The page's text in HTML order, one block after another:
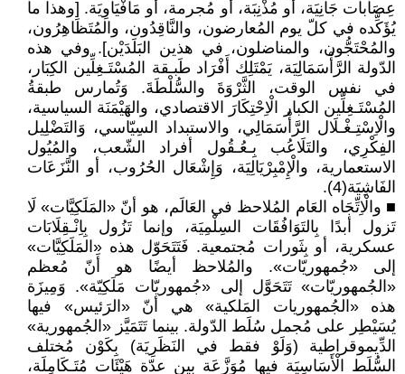
عِصَابات جَانِيَة، أو مُذْنِبَة، أو مُجرمة، أو مَافْيَاوِيَة. [وهذا ما
يُؤَكِّده في كلّ يوم المُعارضون، والنَّاقِدُون، والمُتَظَاهِرُون،
والمُحْتَجُّون، والمناضلون، في هذين البَلَدَيْن]. وفي هذه
الدّولة الرَّأْسَمَالِيَة، يَمْتَلِك أَفْرَاد طَبـقة المُسْتَـغِلِّين الكِبَار،
في نفس الوقت، الثَّرْوَةَ والسُّلْطَةَ. وَتُمارس طبقةُ
المُسْتَـغِلِّين الكبار الْاِحْتِكَارَ الاقتصادي، والهَيْمَنَة السياسية،
والْاِسْتِـغْـلَال الرَّأْسَمَالِي، والاستبداد السِيّاسي، وَالتَضْلِيل
الفِكْرِي، والتَلَاعُب بِـعُـقُول أفراد الشّعب، والمُيُول
الاستعمارية، والْإِمْبِرْيَالِيَة، وَإِشْعَال الحُرُوب، أو النَّزَعَات
الفَاشِيَة(4).
■ والْاِتِّجَاه العَام المُلاحظ في العَالَم، هو أنّ «المَلَكِيَّات» لَا
تَزول أبدًا بِالتَوَافُقَات السِلْمِيَة، وإنما تَزُول بِاِنْـقِلَابَات
عسكرية، أو بِثَورات مُجتمعية. فَتَتَحَوّل هذه «المَلَكِيَّات»
إلى «جُمهوريّات». والمُلاحظ أيضًا هو أَنّ مُعظم
«الجُمهوريّات» تَتَحَوَّل إلى «جُمهوريّات مَلَكِيّة». وَمِيزَة
هذه «الجُمهوريات المَلكية» هي أنّ «الرَئيس» فيها
يُسَيْطِر على مُجمل سُلَط الدّولة. بينما تَتَمَيَّز «الجُمهورية»
الدِّيموقراطية (وَلَوْ فقط في النَظَرِيَة) بِكَوْن مُختلف
السُّلَط الْأَسَاسِيَة فيها مُوَزَّعَة بين عدّة هَيْئَات مُتَـكَامِلَة،